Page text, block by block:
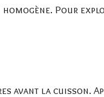
Pour
avant la cuisson.